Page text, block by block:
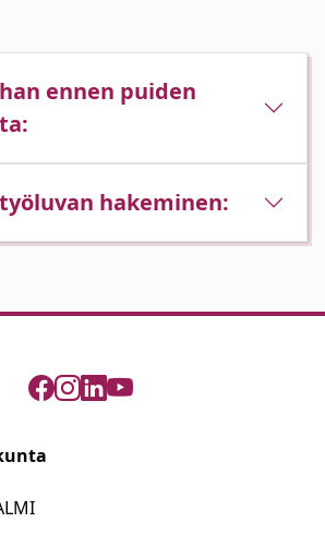
ennen puiden
hakeminen: